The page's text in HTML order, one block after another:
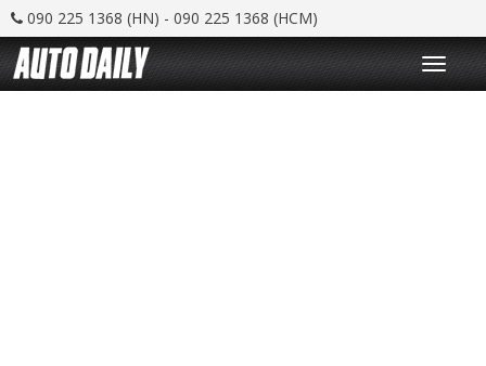
090 225 1368 (HN) - 090 225 1368 (HCM)
T
o
g